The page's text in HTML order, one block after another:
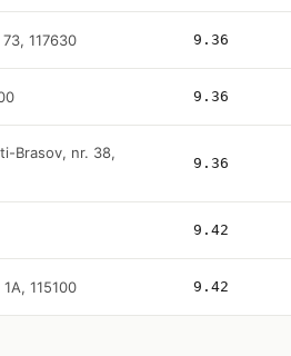
117630 9.36
9.36
Brasov, nr. 38,
9.36
9.42
115100 9.42